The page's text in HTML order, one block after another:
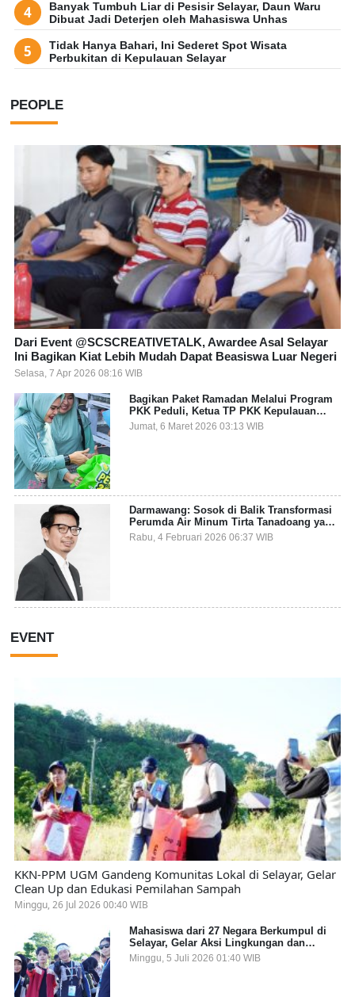
Banyak Tumbuh Liar di Pesisir Selayar, Daun Waru
Dibuat Jadi Deterjen oleh Mahasiswa Unhas
Tidak Hanya Bahari, Ini Sederet Spot Wisata
Perbukitan di Kepulauan Selayar
PEOPLE
Dari Event @SCSCREATIVETALK, Awardee Asal Selayar
Ini Bagikan Kiat Lebih Mudah Dapat Beasiswa Luar Negeri
Selasa, 7 Apr 2026 08:16 WIB
Bagikan Paket Ramadan Melalui Program
PKK Peduli, Ketua TP PKK Kepulauan
Selayar: Puasa Adalah Ajang Melatih
Kepekaan Sosial
Jumat, 6 Maret 2026 03:13 WIB
Darmawang: Sosok di Balik Transformasi
Perumda Air Minum Tirta Tanadoang yang
Makin Inovatif
Rabu, 4 Februari 2026 06:37 WIB
EVENT
KKN-PPM UGM Gandeng Komunitas Lokal di Selayar, Gelar
Clean Up dan Edukasi Pemilahan Sampah
Minggu, 26 Jul 2026 00:40 WIB
Mahasiswa dari 27 Negara Berkumpul di
Selayar, Gelar Aksi Lingkungan dan
Dalami Kearifan Lokal Bumi Tanadoang
Minggu, 5 Juli 2026 01:40 WIB